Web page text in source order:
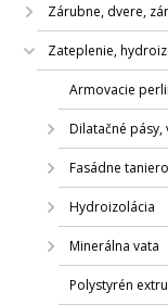
Zárubne, dvere,
Zateplenie,
Armovacie
Dilatačné
Fasádne
Hydroizolácia
Minerálna vata
Polystyrén